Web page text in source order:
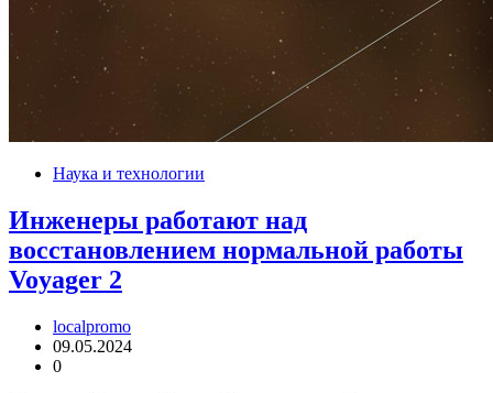
Наука и технологии
Инженеры работают над
восстановлением нормальной работы
Voyager 2
localpromo
09.05.2024
0